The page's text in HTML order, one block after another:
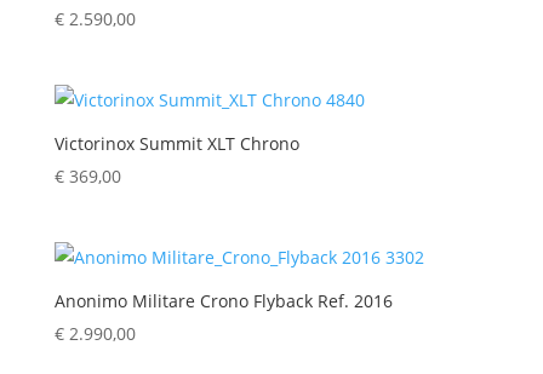
€2.590,00
Victorinox Summit XLT Chrono
€369,00
Anonimo Militare Crono Flyback Ref. 2016
€2.990,00